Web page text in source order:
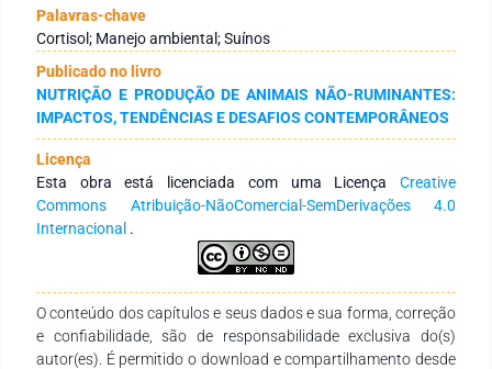
utilizados incluíram serragem, correntes de metal e
brinquedos de borracha, destacando-se pela acessibilidade e
efeito positivo no comportamento dos animais. A coleta de
dados foi realizada majoritariamente por punção da veia
jugular, swab oral e tricograma. O cortisol foi o marcador
mais avaliado, presente em 60% dos estudos, sendo eficaz na
identificação do estresse. Em 92,86% dos artigos, observou-
se influência significativa do enriquecimento ambiental, com
redução dos níveis de cortisol, melhora no ganho de peso e
respostas imunológicas mais eficazes. Conclui-se que o
enriquecimento ambiental contribui de forma relevante para o
bem-estar e saúde dos suínos, reforçando a importância de
Palavras-chave
Cortisol; Manejo ambiental; Suínos
Publicado no livro
NUTRIÇÃO E PRODUÇÃO DE ANIMAIS NÃO-RUMINANTES:
IMPACTOS, TENDÊNCIAS E DESAFIOS CONTEMPORÂNEOS
Licença
Esta obra está licenciada com uma Licença Creative
Commons Atribuição-NãoComercial-SemDerivações 4.0
Internacional .
O conteúdo dos capítulos e seus dados e sua forma, correção
e confiabilidade, são de responsabilidade exclusiva do(s)
autor(es). É permitido o download e compartilhamento desde